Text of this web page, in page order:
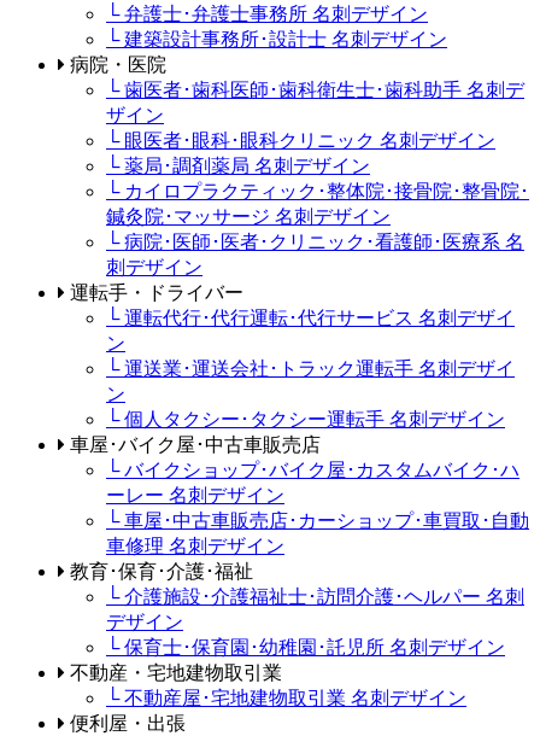
└ 弁護士･弁護士事務所 名刺デザイン
└ 建築設計事務所･設計士 名刺デザイン
病院・医院
└ 歯医者･歯科医師･歯科衛生士･歯科助手 名刺デ
ザイン
└ 眼医者･眼科･眼科クリニック 名刺デザイン
└ 薬局･調剤薬局 名刺デザイン
└ カイロプラクティック･整体院･接骨院･整骨院･
鍼灸院･マッサージ 名刺デザイン
└ 病院･医師･医者･クリニック･看護師･医療系 名
刺デザイン
運転手・ドライバー
└ 運転代行･代行運転･代行サービス 名刺デザイ
ン
└ 運送業･運送会社･トラック運転手 名刺デザイ
ン
└ 個人タクシー･タクシー運転手 名刺デザイン
車屋･バイク屋･中古車販売店
└ バイクショップ･バイク屋･カスタムバイク･ハ
ーレー 名刺デザイン
└ 車屋･中古車販売店･カーショップ･車買取･自動
車修理 名刺デザイン
教育･保育･介護･福祉
└ 介護施設･介護福祉士･訪問介護･ヘルパー 名刺
デザイン
└ 保育士･保育園･幼稚園･託児所 名刺デザイン
不動産・宅地建物取引業
└ 不動産屋･宅地建物取引業 名刺デザイン
便利屋・出張